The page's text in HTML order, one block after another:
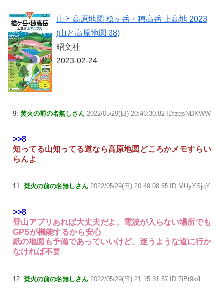
山と高原地図 槍ヶ岳・穂高岳 上高地 2023
(山と高原地図 38)
昭文社
2023-02-24
9: 焚火の前の名無しさん 2022/05/29(日) 20:46:30.82 ID:zgsNDKWW
>>8
知ってる山知ってる道なら高原地図どころかメモすらい
らんよ
11: 焚火の前の名無しさん 2022/05/29(日) 20:49:08.65 ID:MUyYSjqY
>>8
登山アプリあれば大丈夫だよ。電波が入らない場所でも
GPSが機能するから安心
紙の地図も予備であっていいけど、迷うような道に行か
なければ不要
12: 焚火の前の名無しさん 2022/05/29(日) 21:15:31.57 ID:7iEt9k/l